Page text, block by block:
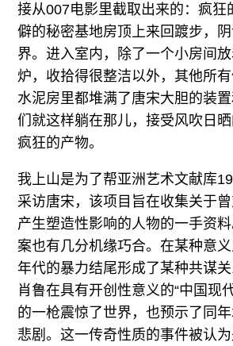
接从007电影里截取出来的：疯狂
僻的秘密基地房顶上来回踱步，
界。进入室内，除了一个小房间
炉，收拾得很整洁以外，其他所
水泥房里都堆满了唐宋大胆的装
们就这样躺在那儿，接受风吹日
疯狂的产物。
我上山是为了帮亚洲艺术文献库
采访唐宋，该项目旨在收集关于
产生塑造性影响的人物的一手资
案也有几分机缘巧合。在某种意
年代的暴力结尾形成了某种共谋
肖鲁在具有开创性意义的“中国现
的一枪震惊了世界，也预示了同
悲剧。这一传奇性质的事件被认